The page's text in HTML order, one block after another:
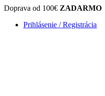
Doprava od 100€ ZADARMO
Prihlásenie / Registrácia